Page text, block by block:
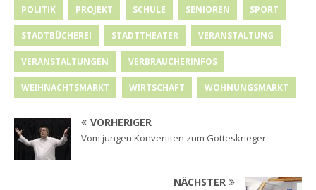
POLITIK PROJEKT SCHULE SENIOREN SPORT
STADTBÜCHEREI STADTTHEATER VERANSTALTUNG
VERANSTALTUNGEN VERBRAUCHERINFOS
WEIHNACHTSMARKT WIRTSCHAFT WOHNUNGSMARKT
VORHERIGER
Vom jungen Konvertiten zum Gotteskrieger
NÄCHSTER